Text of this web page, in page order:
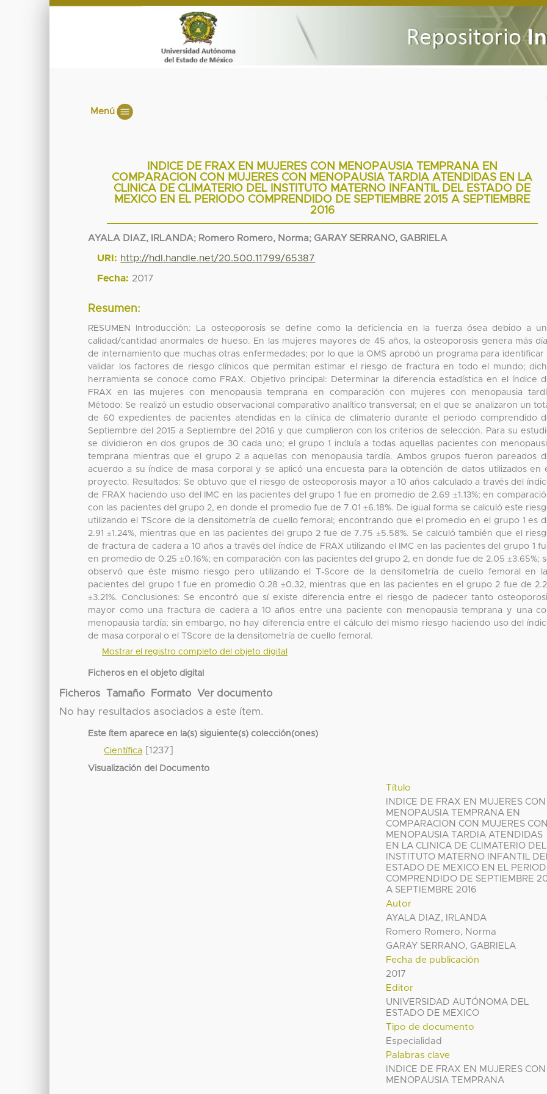
Menú
INDICE DE FRAX EN MUJERES CON MENOPAUSIA TEMPRANA EN
COMPARACION CON MUJERES CON MENOPAUSIA TARDIA ATENDIDAS EN LA
CLINICA DE CLIMATERIO DEL INSTITUTO MATERNO INFANTIL DEL ESTADO DE
MEXICO EN EL PERIODO COMPRENDIDO DE SEPTIEMBRE 2015 A SEPTIEMBRE
2016
AYALA DIAZ, IRLANDA; Romero Romero, Norma; GARAY SERRANO, GABRIELA
URI: http://hdl.handle.net/20.500.11799/65387
Fecha: 2017
Resumen:
RESUMEN Introducción: La osteoporosis se define como la deficiencia en la fuerza ósea debido a
calidad/cantidad anormales de hueso. En las mujeres mayores de 45 años, la osteoporosis genera más
de internamiento que muchas otras enfermedades; por lo que la OMS aprobó un programa para identificar
validar los factores de riesgo clínicos que permitan estimar el riesgo de fractura en todo el mundo;
herramienta se conoce como FRAX. Objetivo principal: Determinar la diferencia estadística en el índice
FRAX en las mujeres con menopausia temprana en comparación con mujeres con menopausia
Método: Se realizó un estudio observacional comparativo analítico transversal; en el que se analizaron un
de 60 expedientes de pacientes atendidas en la clínica de climaterio durante el periodo comprendido
Septiembre del 2015 a Septiembre del 2016 y que cumplieron con los criterios de selección. Para su
se dividieron en dos grupos de 30 cada uno; el grupo 1 incluía a todas aquellas pacientes con
temprana mientras que el grupo 2 a aquellas con menopausia tardía. Ambos grupos fueron pareados
acuerdo a su índice de masa corporal y se aplicó una encuesta para la obtención de datos utilizados en
proyecto. Resultados: Se obtuvo que el riesgo de osteoporosis mayor a 10 años calculado a través del
de FRAX haciendo uso del IMC en las pacientes del grupo 1 fue en promedio de 2.69 ±1.13%; en
con las pacientes del grupo 2, en donde el promedio fue de 7.01 ±6.18%. De igual forma se calculó este
utilizando el TScore de la densitometría de cuello femoral; encontrando que el promedio en el grupo 1 es
2.91 ±1.24%, mientras que en las pacientes del grupo 2 fue de 7.75 ±5.58%. Se calculó también que el
de fractura de cadera a 10 años a través del índice de FRAX utilizando el IMC en las pacientes del grupo 1
en promedio de 0.25 ±0.16%; en comparación con las pacientes del grupo 2, en donde fue de 2.05 ±3.65%;
observó que éste mismo riesgo pero utilizando el T-Score de la densitometría de cuello femoral en
pacientes del grupo 1 fue en promedio 0.28 ±0.32, mientras que en las pacientes en el grupo 2 fue de
±3.21%. Conclusiones: Se encontró que sí existe diferencia entre el riesgo de padecer tanto
mayor como una fractura de cadera a 10 años entre una paciente con menopausia temprana y una
menopausia tardía; sin embargo, no hay diferencia entre el cálculo del mismo riesgo haciendo uso del
de masa corporal o el TScore de la densitometría de cuello femoral.
Mostrar el registro completo del objeto digital
Ficheros en el objeto digital
Ficheros Tamaño Formato
Ver documento
No hay resultados asociados a este ítem.
Este ítem aparece en la(s) siguiente(s) colección(ones)
Científica [1237]
Visualización del Documento
Título
INDICE DE FRAX EN MUJERES CON
MENOPAUSIA TEMPRANA EN
COMPARACION CON MUJERES CON
MENOPAUSIA TARDIA ATENDIDAS
EN LA CLINICA DE CLIMATERIO DEL
INSTITUTO MATERNO INFANTIL
ESTADO DE MEXICO EN EL
COMPRENDIDO DE SEPTIEMBRE
A SEPTIEMBRE 2016
Autor
AYALA DIAZ, IRLANDA
Romero Romero, Norma
GARAY SERRANO, GABRIELA
Fecha de publicación
2017
Editor
UNIVERSIDAD AUTÓNOMA DEL
ESTADO DE MEXICO
Tipo de documento
Especialidad
Palabras clave
INDICE DE FRAX EN MUJERES CON
MENOPAUSIA TEMPRANA